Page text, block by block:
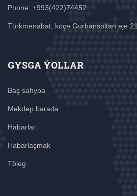
Phone: +993(422)74452
Türkmenabat, köçe Gurbansoltan eje 21
GYSGA ÝOLLAR
Baş sahypa
Mekdep barada
Habarlar
Habarlaşmak
Töleg